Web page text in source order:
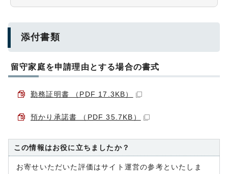
添付書類
留守家庭を申請理由とする場合の書式
勤務証明書 （PDF 17.3KB）
預かり承諾書 （PDF 35.7KB）
この情報はお役に立ちましたか？
お寄せいただいた評価はサイト運営の参考といたしま